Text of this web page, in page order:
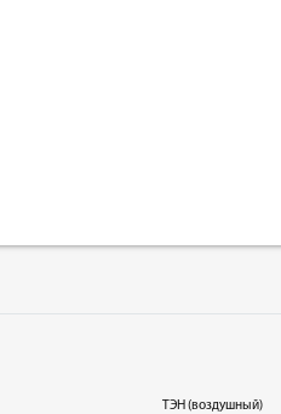
ТЭН (воздушный)